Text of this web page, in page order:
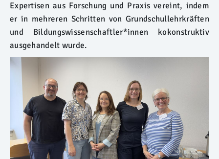
Expertisen aus Forschung und Praxis vereint, indem
er in mehreren Schritten von Grundschullehrkräften
und Bildungswissenschaftler*innen kokonstruktiv
ausgehandelt wurde.